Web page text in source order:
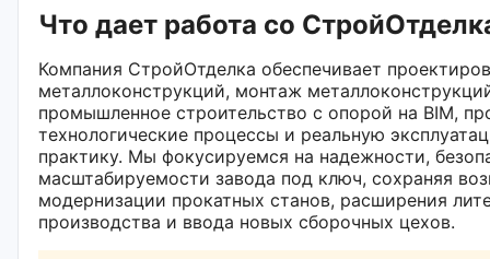
Что дает работа со
Компания СтройОтделка обеспечивает
металлоконструкций, монтаж
промышленное строительство с опорой на BIM,
технологические процессы и реальную
практику. Мы фокусируемся на надежности,
масштабируемости завода под ключ, сохраняя
модернизации прокатных станов, расширения
производства и ввода новых сборочных цехов.